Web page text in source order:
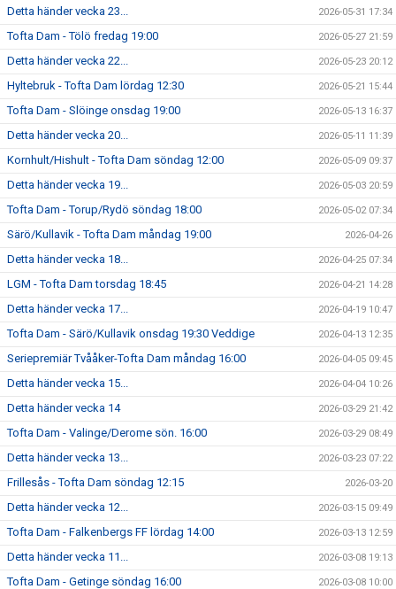
Detta händer vecka 23... 2026-05-31 17:34
Tofta Dam - Tölö fredag 19:00 2026-05-27 21:59
Detta händer vecka 22... 2026-05-23 20:12
Hyltebruk - Tofta Dam lördag 12:30 2026-05-21 15:44
Tofta Dam - Slöinge onsdag 19:00 2026-05-13 16:37
Detta händer vecka 20... 2026-05-11 11:39
Kornhult/Hishult - Tofta Dam söndag 12:00 2026-05-09 09:37
Detta händer vecka 19... 2026-05-03 20:59
Tofta Dam - Torup/Rydö söndag 18:00 2026-05-02 07:34
Särö/Kullavik - Tofta Dam måndag 19:00 2026-04-26
Detta händer vecka 18... 2026-04-25 07:34
LGM - Tofta Dam torsdag 18:45 2026-04-21 14:28
Detta händer vecka 17... 2026-04-19 10:47
Tofta Dam - Särö/Kullavik onsdag 19:30 Veddige 2026-04-13 12:35
Seriepremiär Tvååker-Tofta Dam måndag 16:00 2026-04-05 09:45
Detta händer vecka 15... 2026-04-04 10:26
Detta händer vecka 14 2026-03-29 21:42
Tofta Dam - Valinge/Derome sön. 16:00 2026-03-29 08:49
Detta händer vecka 13... 2026-03-23 07:22
Frillesås - Tofta Dam söndag 12:15 2026-03-20
Detta händer vecka 12... 2026-03-15 09:49
Tofta Dam - Falkenbergs FF lördag 14:00 2026-03-13 12:59
Detta händer vecka 11... 2026-03-08 19:13
Tofta Dam - Getinge söndag 16:00 2026-03-08 10:00